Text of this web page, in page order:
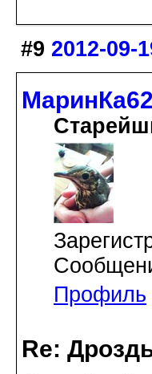
#9 2012-09-
МаринКа62
Профиль
Re: